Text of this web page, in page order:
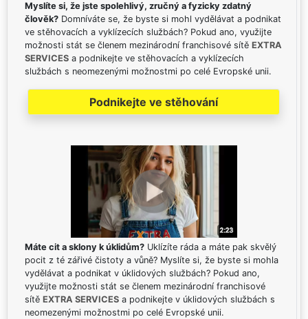
Myslíte si, že jste spolehlivý, zručný a fyzicky zdatný
člověk? Domníváte se, že byste si mohl vydělávat a podnikat
ve stěhovacích a vyklízecích službách? Pokud ano, využijte
možnosti stát se členem mezinárodní franchisové sítě EXTRA
SERVICES a podnikejte ve stěhovacích a vyklízecích
službách s neomezenými možnostmi po celé Evropské unii.
Podnikejte ve stěhování
Máte cit a sklony k úklidům? Uklízíte ráda a máte pak skvělý
pocit z té zářivé čistoty a vůně? Myslíte si, že byste si mohla
vydělávat a podnikat v úklidových službách? Pokud ano,
využijte možnosti stát se členem mezinárodní franchisové
sítě EXTRA SERVICES a podnikejte v úklidových službách s
neomezenými možnostmi po celé Evropské unii.